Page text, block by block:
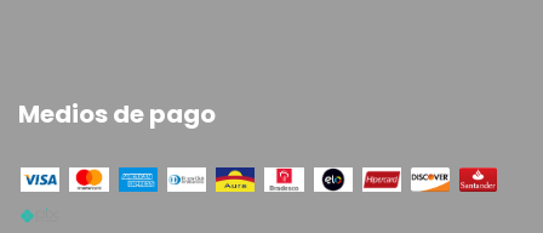
Medios de pago